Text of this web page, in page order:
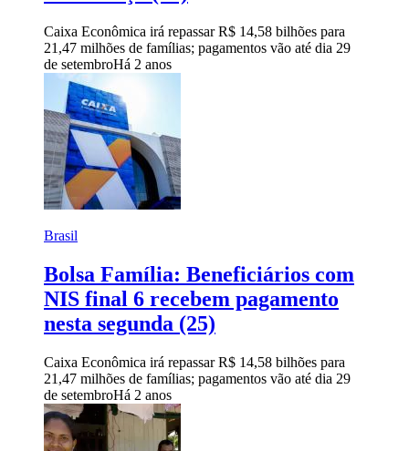
Caixa Econômica irá repassar R$ 14,58 bilhões para
21,47 milhões de famílias; pagamentos vão até dia 29
de setembroHá 2 anos
Brasil
Bolsa Família: Beneficiários com
NIS final 6 recebem pagamento
nesta segunda (25)
Caixa Econômica irá repassar R$ 14,58 bilhões para
21,47 milhões de famílias; pagamentos vão até dia 29
de setembroHá 2 anos